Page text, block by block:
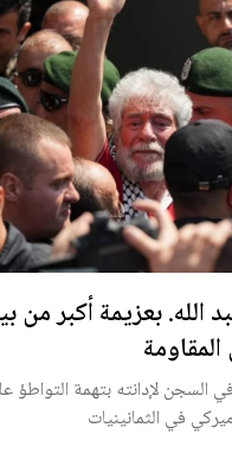
الله. بعزيمة أكبر من
من 40 عاماً في السجن لإدانته بتهمة
في الثمانينيات